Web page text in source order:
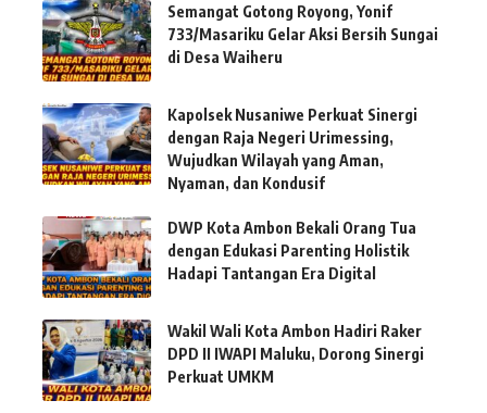
Semangat Gotong Royong, Yonif
733/Masariku Gelar Aksi Bersih Sungai
di Desa Waiheru
Kapolsek Nusaniwe Perkuat Sinergi
dengan Raja Negeri Urimessing,
Wujudkan Wilayah yang Aman,
Nyaman, dan Kondusif
DWP Kota Ambon Bekali Orang Tua
dengan Edukasi Parenting Holistik
Hadapi Tantangan Era Digital
Wakil Wali Kota Ambon Hadiri Raker
DPD II IWAPI Maluku, Dorong Sinergi
Perkuat UMKM